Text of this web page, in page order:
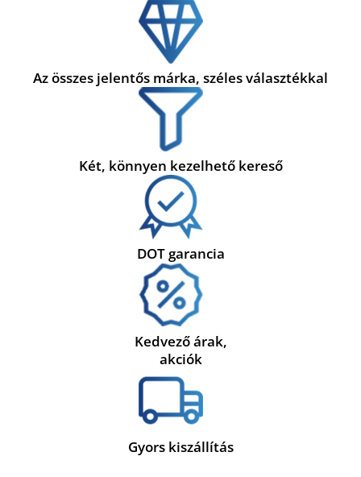
Az összes jelentős márka, széles választékkal
Két, könnyen kezelhető kereső
DOT garancia
Kedvező árak,
akciók
Gyors kiszállítás